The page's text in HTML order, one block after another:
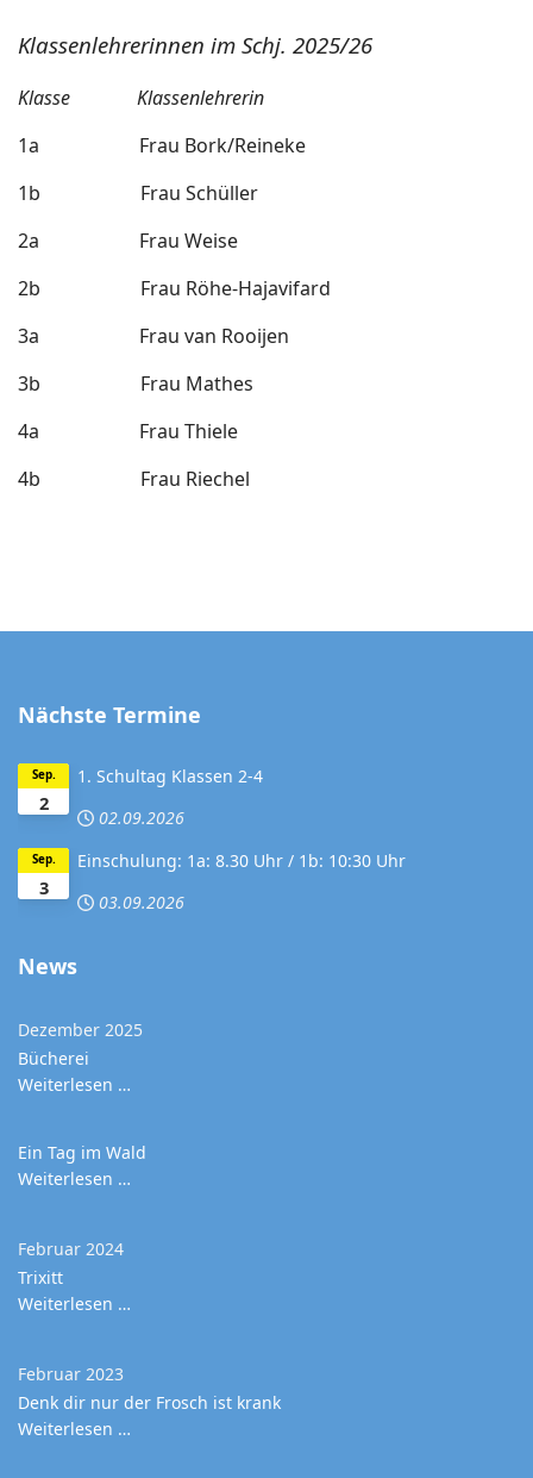
Klassenlehrerinnen im Schj. 2025/26
Klasse Klassenlehrerin
1a Frau Bork/Reineke
1b Frau Schüller
2a Frau Weise
2b Frau Röhe-Hajavifard
3a Frau van Rooijen
3b Frau Mathes
4a Frau Thiele
4b Frau Riechel
Nächste Termine
2
Sep.
1. Schultag Klassen 2-4
02.09.2026
3
Sep.
Einschulung: 1a: 8.30 Uhr / 1b: 10:30 Uhr
03.09.2026
News
Dezember 2025
Bücherei
Weiterlesen …
Ein Tag im Wald
Weiterlesen …
Februar 2024
Trixitt
Weiterlesen …
Februar 2023
Denk dir nur der Frosch ist krank
Weiterlesen …